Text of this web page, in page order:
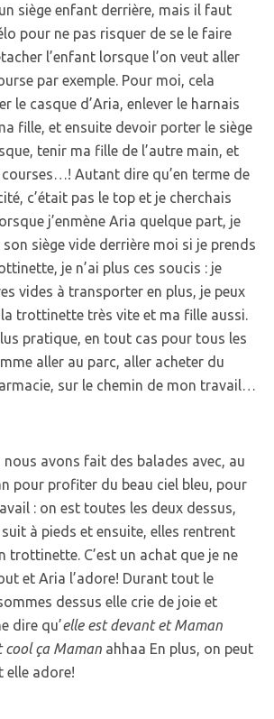
un siège enfant derrière, mais il faut
pour ne pas risquer de se le faire
l’enfant lorsque l’on veut aller
par exemple. Pour moi, cela
le casque d’Aria, enlever le harnais
fille, et ensuite devoir porter le siège
tenir ma fille de l’autre main, et
Autant dire qu’en terme de
c’était pas le top et je cherchais
j’enmène Aria quelque part, je
siège vide derrière moi si je prends
je n’ai plus ces soucis : je
vides à transporter en plus, je peux
trottinette très vite et ma fille aussi.
pratique, en tout cas pour tous les
aller au parc, aller acheter du
sur le chemin de mon travail…
nous avons fait des balades avec, au
pour profiter du beau ciel bleu, pour
: on est toutes les deux dessus,
à pieds et ensuite, elles rentrent
trottinette. C’est un achat que je ne
et Aria l’adore! Durant tout le
dessus elle crie de joie et
dire qu’elle est devant et Maman
cool ça Maman ahhaa En plus, on peut
elle adore!